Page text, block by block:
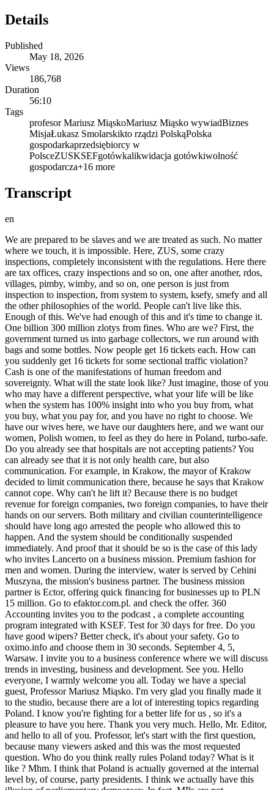
Details
Published
May 18, 2026
Views
186,768
Duration
56:10
Tags
profesor Mariusz MiąskoMariusz Miąsko wywiadBiznes
MisjaŁukasz Smolarskikto rządzi PolskąPolska
gospodarkaprzedsiębiorcy w
PolsceZUSKSEFgotówkalikwidacja gotówkiwolność
gospodarcza+16 more
Transcript
en
We are prepared to be slaves and we are treated as such. No matter where we touch, it is impossible. Here, ZUS, some crazy inspections, completely inconsistent with the regulations. Here there are tax offices, crazy inspections and so on, one after another, rdos, villages, pimby, wimby, and so on, one person is just from inspection to inspection, from system to system, ksefy, smefy and all the other philosophies of the world. People can't live like this. Enough of this. We've had enough of this and it's time to change it. One billion 300 million zlotys from fines. Who are we? First, the government turned us into garbage collectors, we run around with bags and some bottles. Now people get 16 tickets each. How can you suddenly get 16 tickets for some sectional traffic violation? Cash is one of the manifestations of human freedom and sovereignty. What will the state look like? Just imagine, those of you who may have a different perspective, what your life will be like when the system has 100% insight into who you buy from, what you buy, what you pay for, and you have no right to choose. We have our wives here, we have our daughters here, and we want our women, Polish women, to feel as they do here in Poland, turbo-safe. Do you already see that hospitals are not accepting patients? You can already see that it is not only health care, but also communication. For example, in Krakow, the mayor of Krakow decided to limit communication there, because he says that Krakow cannot cope. Why can't he lift it? Because there is no budget revenue for foreign companies, two foreign companies, to have their hands on our servers. Both military and civilian counterintelligence should have long ago arrested the people who allowed this to happen. And the system should be conditionally suspended immediately. And proof that it should be so is the case of this lady who invites Lancerto on a business mission. Premium fashion for men and women. During the interview, water is served by Cehini Muszyna, the mission's business partner. The business mission partner is Ector, offering quick financing for businesses up to PLN 15 million. Go to efaktor.com.pl. and check the offer. 360 Accounting invites you to the podcast , a complete accounting program integrated with KSEF. Test for 30 days for free. Do you have good wipers? Better check, it's about your safety. Go to oximo.info and choose them in 30 seconds. September 4, 5, Warsaw. I invite you to a business conference where we will discuss trends in investing, business and development. See you. Hello everyone, I warmly welcome you all. Today we have a special guest, Professor Mariusz Miąsko. I'm very glad you finally made it to the studio, because there are a lot of interesting topics regarding Poland. I know you're fighting for a better life for us , so it's a pleasure to have you here. Thank you very much. Hello, Mr. Editor, and hello to all of you. Professor, let's start with the first question, because many viewers asked and this was the most requested question. Who do you think really rules Poland today? What is it like ? Mhm. I think that Poland is actually governed at the internal level by, of course, party presidents. I think we actually have this illusion of parliamentary democracy. In fact, MPs are not autonomous in their votes because MPs are slaves of the ones. If they do not receive the opportunity from the party chairman to run for the Sejm from the first position, they will almost certainly not get in. apart from a few exceptions, and this means that it is actually an illusion of democracy, which is a single elite, one could say, but not in the good sense of the word, but in the sense that it is not an egalitarian body, it is not a society, it is not even a group of MPs, but rather the party presidents who actually indicate these directions and then hold people accountable for these voting directions. Moreover, this sounds great in direct conversations with MPs. After one of my podcasts, one of these leading MPs called and said that it was great that he heard what he heard from me on this podcast, because he says that he could not say that as an MP, much less vote in certain directions. This also shows that this reflection is inside these deputies, senators, that they are actually slaves of this parliamentary system. So, on the external level, who rules? Powerful corporations like Black Rock rule, right? In fact, most of what happens in countries, or a huge part of what happens in countries, is managed from the back seat above our heads. And, of course, in some important aspect, states are governed by the secret services of various countries. It must be remembered that countries, and especially Poland, which is located in such an unfavorable geopolitical position, in a melting pot, one could say, between the East and the West, have been additionally torn and torn for years, for decades, by the influence of various types of services. So, unfortunately, it is not us, the citizens, who are in charge at this stage. So this grassroots democracy that we promote, whether we promoted it within the DAO, or now within the We the People association, or now within the We the Entrepreneurs association and the government of entrepreneurs. This is just the beginning. We are trying to create the seeds of grassroots democracy, that is, taking power over the state, our state. Mhm. And do you think it will work? It's a bit of a reference to the fact that it's difficult to tell the truth, as you said, that this MP said he couldn't have said it, and on the other hand, there are some cases, so we can't speculate whether there are theories or not, but the last MP's death, somewhere before, someone somewhere says different things, Andrzej Leper and others, so it's a bit like someone stood out, it's hard to say there were such cases. Well , I'm saying that without going into these matters, it's probably hard to tell the truth. Yes, yes. There are many, many such cases. In my opinion, the case of Andrzej Leper is a prime example of a crime committed against a politician who represented a grassroots social movement, which was not swept under the carpet. I think we could see many such manifestations of sovereign thinking, perhaps even from General Petelicki, the former creator and commander of Grom, who at some point began to articulate a very sovereign and independent position and, also in strange circumstances, was found with a gunshot wound to the head when no prints of his weapon were found on the weapon . Well, that's obvious. We could probably multiply such cases and examples , but this should not discourage us in the slightest . On the contrary, we must constantly undertake these attempts and these actions, because it is not the case that the system of power, whether international, true, corporate, or political, or expressed by various types of foreign services, will stop on its own, will never stop. This means that only we can stop this direction that is unfavorable to us. Mhm. Well, we are fighting to somehow survive, but I just wanted to ask what it's like, because they say that unemployment is already at a record level. What's next for people? Because this job will only get worse. I'm wondering what's next with this AI, because they say it will take our jobs and that it always took our jobs at some point, I don't know, the car was invented, there were no horses. But today the pace is so fast that it is probably impossible to replace all these people and throw them into another bag. What do you think about this, Professor? What about unemployment? These are several aspects that overlap. First of all, we actually have a European recession. The European Union, not actually European, but within the European Union, to be more precise, the European Union brought this recession on itself with decades of disastrous decisions . And now this is the first source of growing unemployment. In fact, for the first time in 24 years, we have a situation where unemployment has increased for 10 consecutive months. The last such case was exactly 24 years ago. If this trend continues in May, we will have already jumped into a completely different box, one that is even more disastrous. The second issue is that artificial intelligence is, of course, taking away our job market. I once wrote such a study on the labor market, a scientific study on the international labor market, but from it it is possible, one might say, to extract and also partially estimate directions in Poland. Well, we assume that at least 200 million workers worldwide will lose their jobs as a result of artificial intelligence . At least 200 million. But as I pointed out in this study of mine, these reports are drastically underestimated. They are drastically underestimated, perhaps even 10 times. In Poland, if we maintained a certain symmetry, it would mean that some 5.5 million people would have to look for work in the next five to seven years. This doesn't mean he won't find the job, but it means he will have to find an idea for himself, redefine the idea for himself. They were someone, they were doing well, they were able to do this job, and now they will have to, for example, and this is especially true in IT, and now they will have to find an idea again, acquire new competencies. When it comes to IT, this is an absolutely unprecedented situation. In one day alone, Google laid off 30,000 employees in one day. in one day in the first quarter, all of big tech laid off a quarter of a million people in the United States 250,000 in one quarter quarter. If we look at the 10 largest companies in the IT sector, they lay off from several dozen to sometimes several thousand people at least, but these are one-off collective layoffs, where in one day, for example, 9,000 people receive notice. Now, when we look at percentage statistics, it's interesting that, for example, the largest companies like Microsoft are laying off 30,000 employees while recording